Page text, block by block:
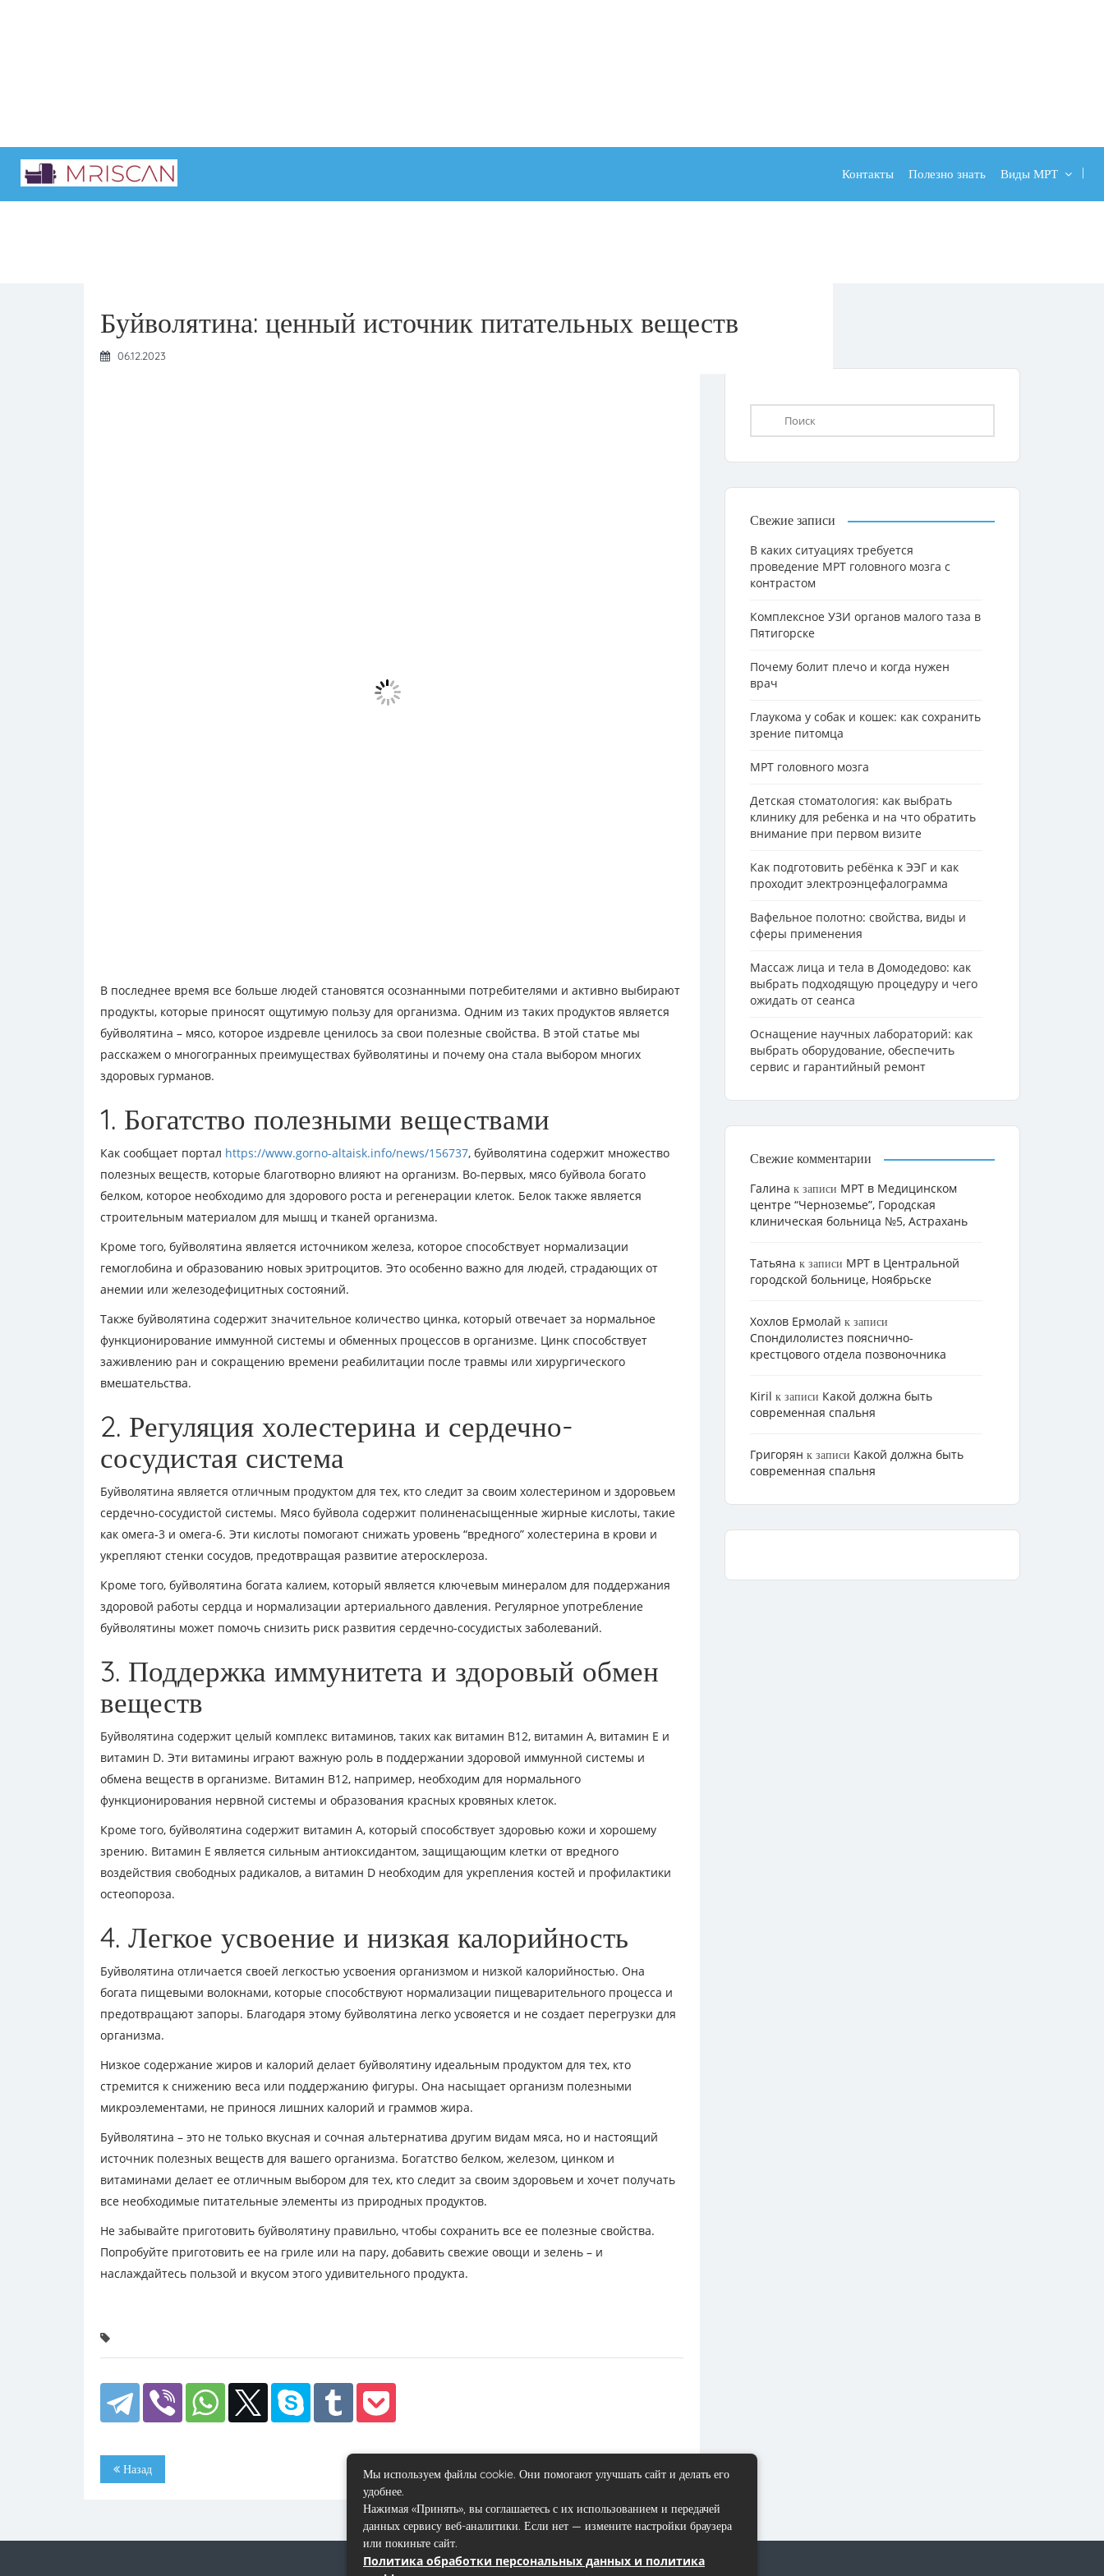
Контакты Полезно знать Виды МРТ
Буйволятина: ценный источник питательных веществ
06.12.2023
В последнее время все больше людей становятся осознанными потребителями и активно выбирают
продукты, которые приносят ощутимую пользу для организма. Одним из таких продуктов является
буйволятина – мясо, которое издревле ценилось за свои полезные свойства. В этой статье мы
расскажем о многогранных преимуществах буйволятины и почему она стала выбором многих
здоровых гурманов.
1. Богатство полезными веществами
Как сообщает портал https://www.gorno-altaisk.info/news/156737, буйволятина содержит множество
полезных веществ, которые благотворно влияют на организм. Во-первых, мясо буйвола богато
белком, которое необходимо для здорового роста и регенерации клеток. Белок также является
строительным материалом для мышц и тканей организма.
Кроме того, буйволятина является источником железа, которое способствует нормализации
гемоглобина и образованию новых эритроцитов. Это особенно важно для людей, страдающих от
анемии или железодефицитных состояний.
Также буйволятина содержит значительное количество цинка, который отвечает за нормальное
функционирование иммунной системы и обменных процессов в организме. Цинк способствует
заживлению ран и сокращению времени реабилитации после травмы или хирургического
вмешательства.
2. Регуляция холестерина и сердечно-
сосудистая система
Буйволятина является отличным продуктом для тех, кто следит за своим холестерином и здоровьем
сердечно-сосудистой системы. Мясо буйвола содержит полиненасыщенные жирные кислоты, такие
как омега-3 и омега-6. Эти кислоты помогают снижать уровень “вредного” холестерина в крови и
укрепляют стенки сосудов, предотвращая развитие атеросклероза.
Кроме того, буйволятина богата калием, который является ключевым минералом для поддержания
здоровой работы сердца и нормализации артериального давления. Регулярное употребление
буйволятины может помочь снизить риск развития сердечно-сосудистых заболеваний.
3. Поддержка иммунитета и здоровый обмен
веществ
Буйволятина содержит целый комплекс витаминов, таких как витамин В12, витамин А, витамин Е и
витамин D. Эти витамины играют важную роль в поддержании здоровой иммунной системы и
обмена веществ в организме. Витамин В12, например, необходим для нормального
функционирования нервной системы и образования красных кровяных клеток.
Кроме того, буйволятина содержит витамин А, который способствует здоровью кожи и хорошему
зрению. Витамин Е является сильным антиоксидантом, защищающим клетки от вредного
воздействия свободных радикалов, а витамин D необходим для укрепления костей и профилактики
остеопороза.
4. Легкое усвоение и низкая калорийность
Буйволятина отличается своей легкостью усвоения организмом и низкой калорийностью. Она
богата пищевыми волокнами, которые способствуют нормализации пищеварительного процесса и
предотвращают запоры. Благодаря этому буйволятина легко усвояется и не создает перегрузки для
организма.
Низкое содержание жиров и калорий делает буйволятину идеальным продуктом для тех, кто
стремится к снижению веса или поддержанию фигуры. Она насыщает организм полезными
микроэлементами, не принося лишних калорий и граммов жира.
Буйволятина – это не только вкусная и сочная альтернатива другим видам мяса, но и настоящий
источник полезных веществ для вашего организма. Богатство белком, железом, цинком и
витаминами делает ее отличным выбором для тех, кто следит за своим здоровьем и хочет получать
все необходимые питательные элементы из природных продуктов.
Не забывайте приготовить буйволятину правильно, чтобы сохранить все ее полезные свойства.
Попробуйте приготовить ее на гриле или на пару, добавить свежие овощи и зелень – и
наслаждайтесь пользой и вкусом этого удивительного продукта.
Назад Вперёд
Свежие записи
В каких ситуациях требуется
проведение МРТ головного мозга с
контрастом
Комплексное УЗИ органов малого таза в
Пятигорске
Почему болит плечо и когда нужен
врач
Глаукома у собак и кошек: как сохранить
зрение питомца
МРТ головного мозга
Детская стоматология: как выбрать
клинику для ребенка и на что обратить
внимание при первом визите
Как подготовить ребёнка к ЭЭГ и как
проходит электроэнцефалограмма
Вафельное полотно: свойства, виды и
сферы применения
Массаж лица и тела в Домодедово: как
выбрать подходящую процедуру и чего
ожидать от сеанса
Оснащение научных лабораторий: как
выбрать оборудование, обеспечить
сервис и гарантийный ремонт
Свежие комментарии
Галина к записи МРТ в Медицинском
центре “Черноземье”, Городская
клиническая больница №5, Астрахань
Татьяна к записи МРТ в Центральной
городской больнице, Ноябрьске
Хохлов Ермолай к записи
Cпондилолистез пояснично-
крестцового отдела позвоночника
Kiril к записи Какой должна быть
современная спальня
Григорян к записи Какой должна быть
современная спальня
Контакты Пользовательское соглашение Карта сайта
Мы используем файлы cookie. Они помогают улучшать сайт и делать его
удобнее.
Нажимая «Принять», вы соглашаетесь с их использованием и передачей
данных сервису веб-аналитики. Если нет — измените настройки браузера
или покиньте сайт.
Политика обработки персональных данных и политика